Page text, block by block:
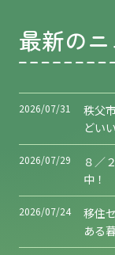
最新の
2026/07/31
秩父
どい
2026/07/29
８／
中！
2026/07/24
移住
ある